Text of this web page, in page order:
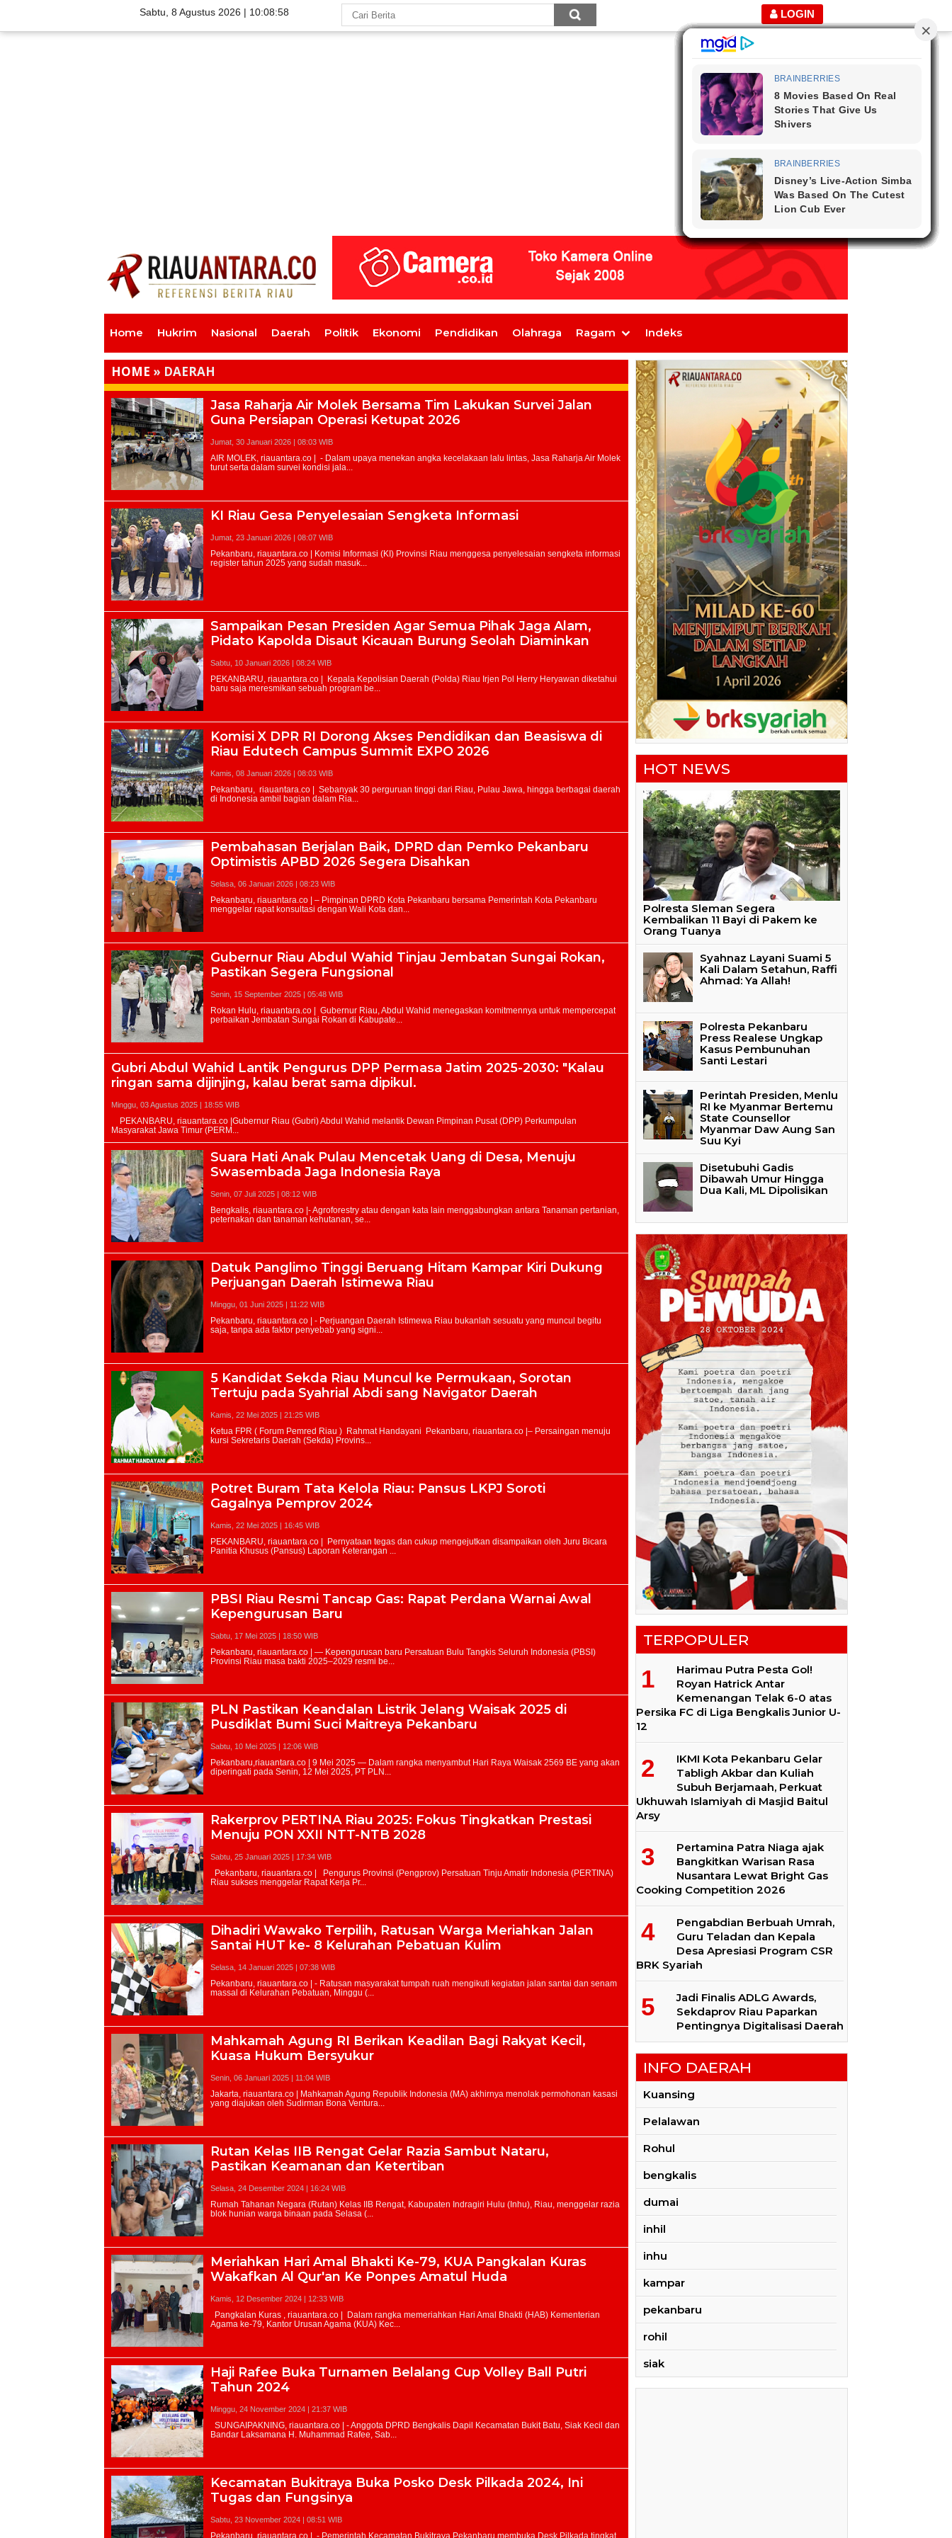
Sabtu, 8 Agustus 2026 | 10:08:59 LOGIN
Home Hukrim Nasional Daerah Politik Ekonomi Pendidikan Olahraga Ragam Indeks
HOME » DAERAH
Jasa Raharja Air Molek Bersama Tim Lakukan Survei Jalan
Guna Persiapan Operasi Ketupat 2026
Jumat, 30 Januari 2026 | 08:03 WIB
KI Riau Gesa Penyelesaian Sengketa Informasi
Jumat, 23 Januari 2026 | 08:07 WIB
Sampaikan Pesan Presiden Agar Semua Pihak Jaga Alam,
Pidato Kapolda Disaut Kicauan Burung Seolah Diaminkan
Sabtu, 10 Januari 2026 | 08:24 WIB
Komisi X DPR RI Dorong Akses Pendidikan dan Beasiswa di
Riau Edutech Campus Summit EXPO 2026
Kamis, 08 Januari 2026 | 08:03 WIB
Pembahasan Berjalan Baik, DPRD dan Pemko Pekanbaru
Optimistis APBD 2026 Segera Disahkan
Selasa, 06 Januari 2026 | 08:23 WIB
Gubernur Riau Abdul Wahid Tinjau Jembatan Sungai Rokan,
Pastikan Segera Fungsional
Senin, 15 September 2025 | 05:48 WIB
Gubri Abdul Wahid Lantik Pengurus DPP Permasa Jatim 2025-2030: "Kalau
ringan sama dijinjing, kalau berat sama dipikul.
Minggu, 03 Agustus 2025 | 18:55 WIB
Suara Hati Anak Pulau Mencetak Uang di Desa, Menuju
Swasembada Jaga Indonesia Raya
Senin, 07 Juli 2025 | 08:12 WIB
Datuk Panglimo Tinggi Beruang Hitam Kampar Kiri Dukung
Perjuangan Daerah Istimewa Riau
Minggu, 01 Juni 2025 | 11:22 WIB
5 Kandidat Sekda Riau Muncul ke Permukaan, Sorotan
Tertuju pada Syahrial Abdi sang Navigator Daerah
Kamis, 22 Mei 2025 | 21:25 WIB
Potret Buram Tata Kelola Riau: Pansus LKPJ Soroti
Gagalnya Pemprov 2024
Kamis, 22 Mei 2025 | 16:45 WIB
PBSI Riau Resmi Tancap Gas: Rapat Perdana Warnai Awal
Kepengurusan Baru
Sabtu, 17 Mei 2025 | 18:50 WIB
PLN Pastikan Keandalan Listrik Jelang Waisak 2025 di
Pusdiklat Bumi Suci Maitreya Pekanbaru
Sabtu, 10 Mei 2025 | 12:06 WIB
Rakerprov PERTINA Riau 2025: Fokus Tingkatkan Prestasi
Menuju PON XXII NTT-NTB 2028
Sabtu, 25 Januari 2025 | 17:34 WIB
Dihadiri Wawako Terpilih, Ratusan Warga Meriahkan Jalan
Santai HUT ke- 8 Kelurahan Pebatuan Kulim
Selasa, 14 Januari 2025 | 07:38 WIB
Mahkamah Agung RI Berikan Keadilan Bagi Rakyat Kecil,
Kuasa Hukum Bersyukur
Senin, 06 Januari 2025 | 11:04 WIB
Rutan Kelas IIB Rengat Gelar Razia Sambut Nataru,
Pastikan Keamanan dan Ketertiban
Selasa, 24 Desember 2024 | 16:24 WIB
Meriahkan Hari Amal Bhakti Ke-79, KUA Pangkalan Kuras
Wakafkan Al Qur'an Ke Ponpes Amatul Huda
Kamis, 12 Desember 2024 | 12:33 WIB
Haji Rafee Buka Turnamen Belalang Cup Volley Ball Putri
Tahun 2024
Minggu, 24 November 2024 | 21:37 WIB
Kecamatan Bukitraya Buka Posko Desk Pilkada 2024, Ini
Tugas dan Fungsinya
Sabtu, 23 November 2024 | 08:51 WIB
HOT NEWS
Polresta Sleman Segera
Kembalikan 11 Bayi di Pakem ke
Orang Tuanya
Syahnaz Layani Suami 5
Kali Dalam Setahun, Raffi
Ahmad: Ya Allah!
Polresta Pekanbaru
Press Realese Ungkap
Kasus Pembunuhan
Santi Lestari
Perintah Presiden, Menlu
RI ke Myanmar Bertemu
State Counsellor
Myanmar Daw Aung San
Suu Kyi
Disetubuhi Gadis
Dibawah Umur Hingga
Dua Kali, ML Dipolisikan
TERPOPULER
Harimau Putra Pesta Gol!
Royan Hatrick Antar
Kemenangan Telak 6-0 atas
Persika FC di Liga Bengkalis Junior U-
12
IKMI Kota Pekanbaru Gelar
Tabligh Akbar dan Kuliah
Subuh Berjamaah, Perkuat
Ukhuwah Islamiyah di Masjid Baitul
Arsy
Pertamina Patra Niaga ajak
Bangkitkan Warisan Rasa
Nusantara Lewat Bright Gas
Cooking Competition 2026
Pengabdian Berbuah Umrah,
Guru Teladan dan Kepala
Desa Apresiasi Program CSR
BRK Syariah
Jadi Finalis ADLG Awards,
Sekdaprov Riau Paparkan
Pentingnya Digitalisasi Daerah
INFO DAERAH
Kuansing
Pelalawan
Rohul
bengkalis
dumai
inhil
inhu
kampar
pekanbaru
rohil
siak